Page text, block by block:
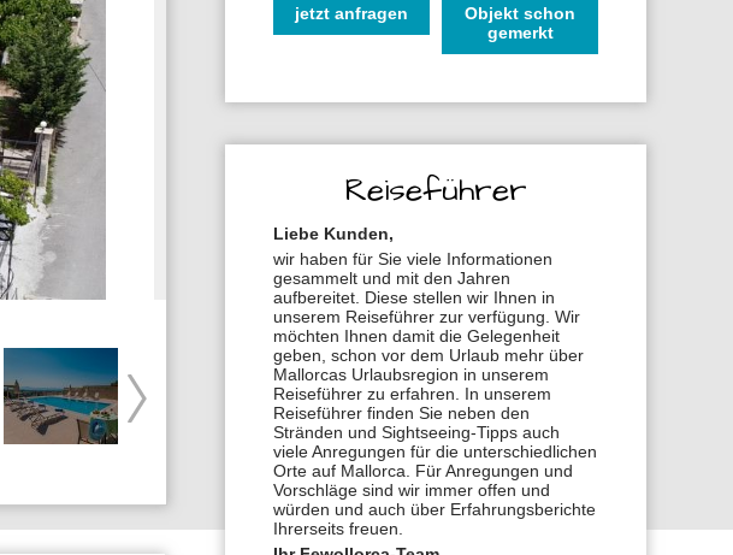
jetzt anfragen
Objekt schon
gemerkt
Reiseführer
Liebe Kunden,
wir haben für Sie viele Informationen
gesammelt und mit den Jahren
aufbereitet. Diese stellen wir Ihnen in
unserem Reiseführer zur verfügung. Wir
möchten Ihnen damit die Gelegenheit
geben, schon vor dem Urlaub mehr über
Mallorcas Urlaubsregion in unserem
Reiseführer zu erfahren. In unserem
Reiseführer finden Sie neben den
Stränden und Sightseeing-Tipps auch
viele Anregungen für die unterschiedlichen
Orte auf Mallorca. Für Anregungen und
Vorschläge sind wir immer offen und
würden und auch über Erfahrungsberichte
Ihrerseits freuen.